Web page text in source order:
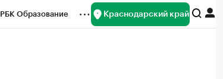
РБК Образование Краснодарский край